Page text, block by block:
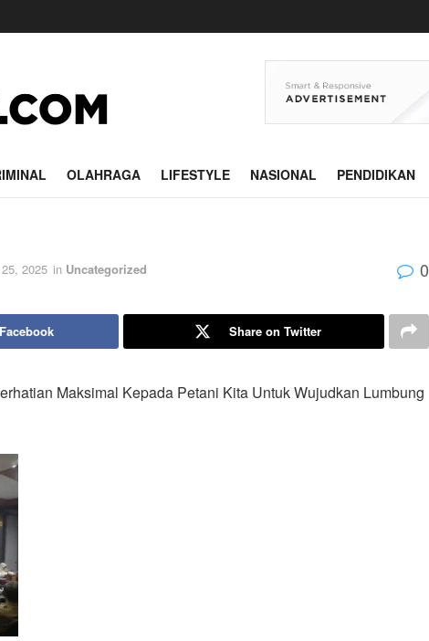
OLAHRAGA LIFESTYLE NASIONAL PENDIDIKAN
2025 in Uncategorized 0
Share on Twitter
Maksimal Kepada Petani Kita Untuk Wujudkan Lumbung